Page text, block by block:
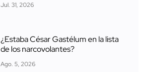
Jul. 31, 2026
¿Estaba César Gastélum en la lista
de los narcovolantes?
Ago. 5, 2026